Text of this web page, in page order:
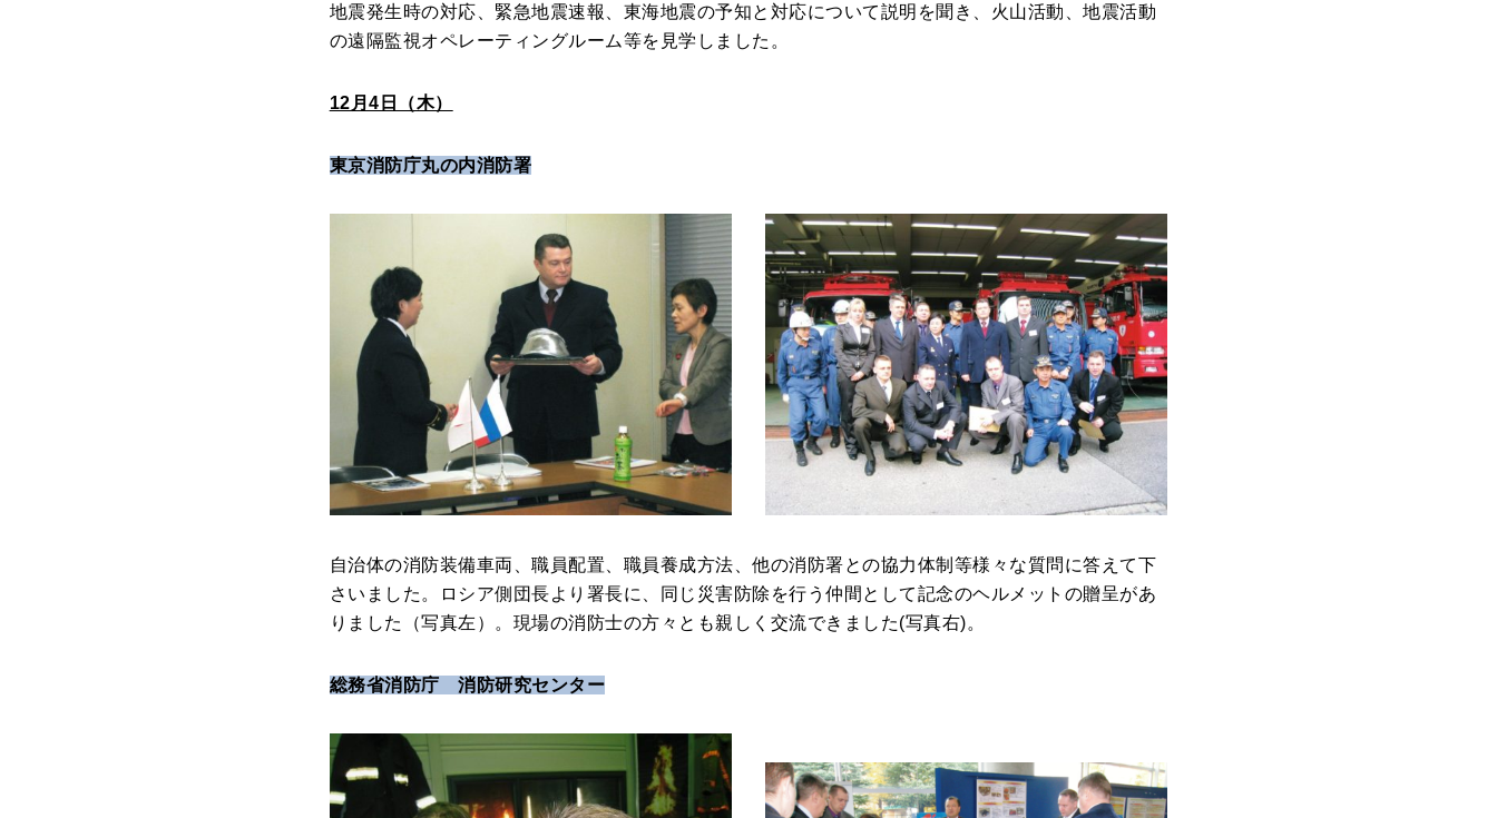
地震発生時の対応、緊急地震速報、東海地震の予知と対応について説明を聞き、火山活動、地震活動
の遠隔監視オペレーティングルーム等を見学しました。
12月4日（木）
東京消防庁丸の内消防署
自治体の消防装備車両、職員配置、職員養成方法、他の消防署との協力体制等様々な質問に答えて下
さいました。ロシア側団長より署長に、同じ災害防除を行う仲間として記念のヘルメットの贈呈があ
りました（写真左）。現場の消防士の方々とも親しく交流できました(写真右)。
総務省消防庁 消防研究センター